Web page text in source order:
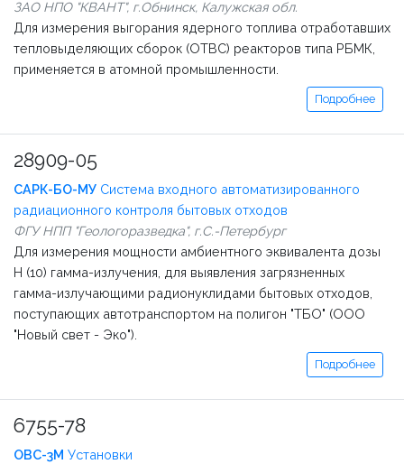
ЗАО НПО "КВАНТ", г.Обнинск, Калужская обл.
Для измерения выгорания ядерного топлива отработавших
тепловыделяющих сборок (ОТВС) реакторов типа РБМК,
применяется в атомной промышленности.
Подробнее
28909-05
САРК-БО-МУ Система входного автоматизированного
радиационного контроля бытовых отходов
ФГУ НПП "Геологоразведка", г.С.-Петербург
Для измерения мощности амбиентного эквивалента дозы
Н (10) гамма-излучения, для выявления загрязненных
гамма-излучающими радионуклидами бытовых отходов,
поступающих автотранспортом на полигон "ТБО" (ООО
"Новый свет - Эко").
Подробнее
6755-78
ОВС-3М Установки